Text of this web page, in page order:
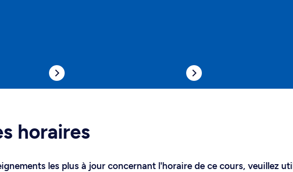
horaires
les plus à jour concernant l'horaire de ce cours, veuillez